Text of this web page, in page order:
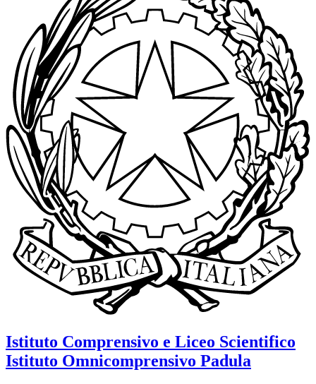
Istituto Comprensivo e Liceo Scientifico
Istituto Omnicomprensivo Padula